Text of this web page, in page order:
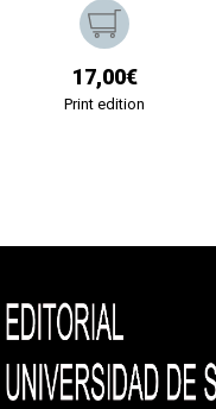
17,00€
Print edition